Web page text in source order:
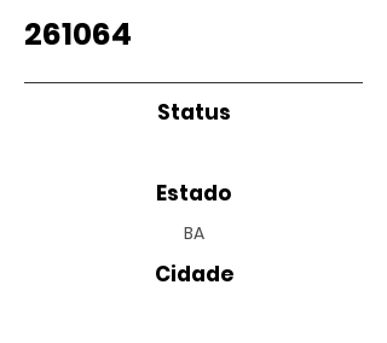
261064
Status
Estado
BA
Cidade